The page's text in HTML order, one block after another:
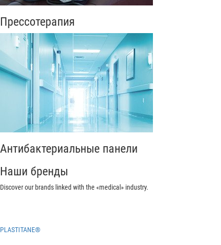
Прессотерапия
Антибактериальные панели
Наши бренды
Discover our brands linked with the «medical» industry.
PLASTITANE®